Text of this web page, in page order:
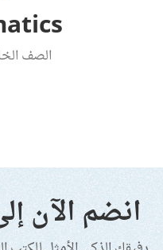
الصف
انضم الآن